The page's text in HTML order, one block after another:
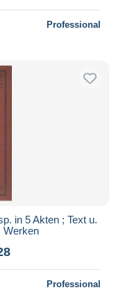
Professional
in 5 Akten ; Text u.
Werken
Professional